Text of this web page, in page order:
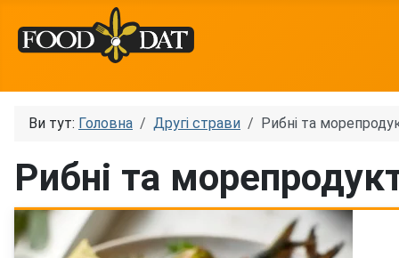
Ви тут: Головна Другі страви Рибні та
Рибні та